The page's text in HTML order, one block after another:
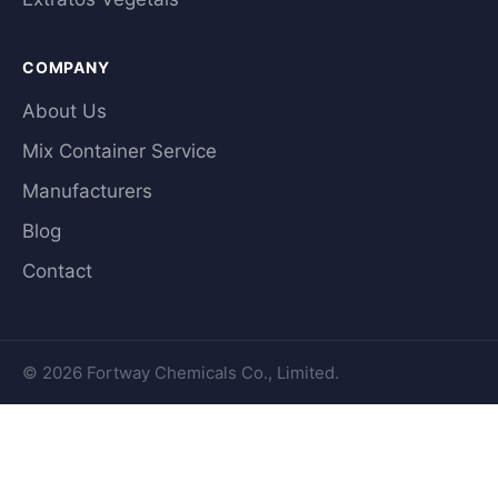
COMPANY
About Us
Mix Container Service
Manufacturers
Blog
Contact
© 2026 Fortway Chemicals Co., Limited.